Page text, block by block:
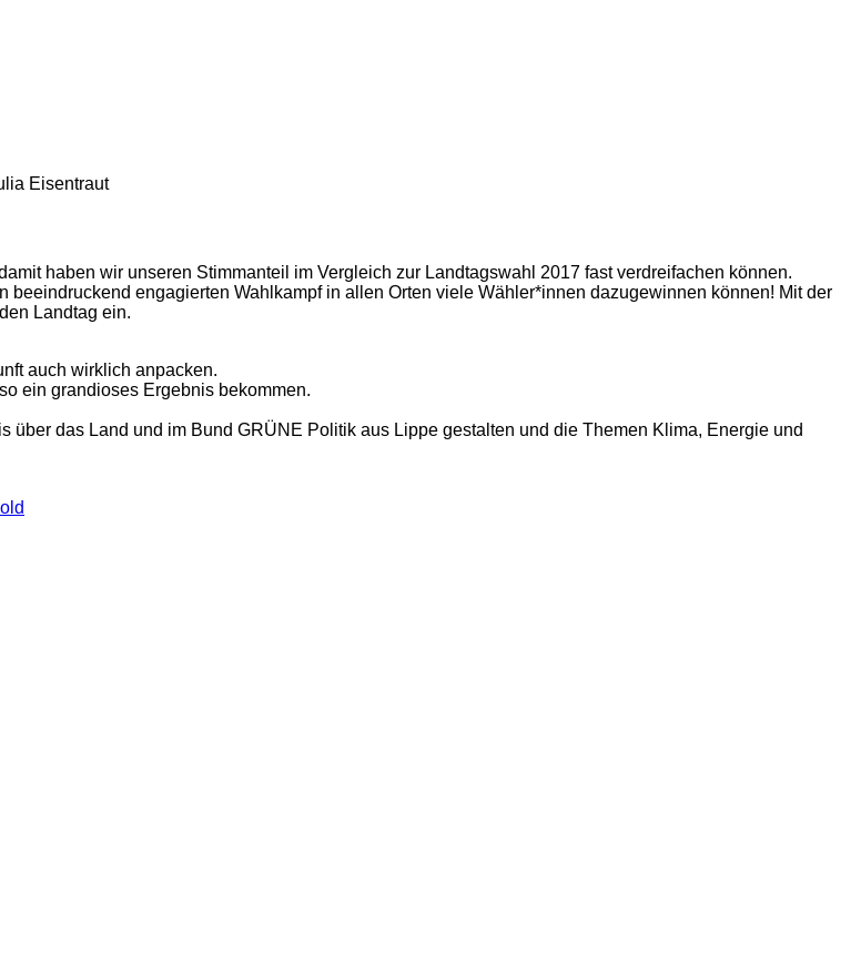
Eisentraut
haben wir unseren Stimmanteil im Vergleich zur Landtagswahl 2017 fast verdreifachen können.
engagierten Wahlkampf in allen Orten viele Wähler*innen dazugewinnen können! Mit der
Landtag ein.
auch wirklich anpacken.
ein grandioses Ergebnis bekommen.
das Land und im Bund GRÜNE Politik aus Lippe gestalten und die Themen Klima, Energie und